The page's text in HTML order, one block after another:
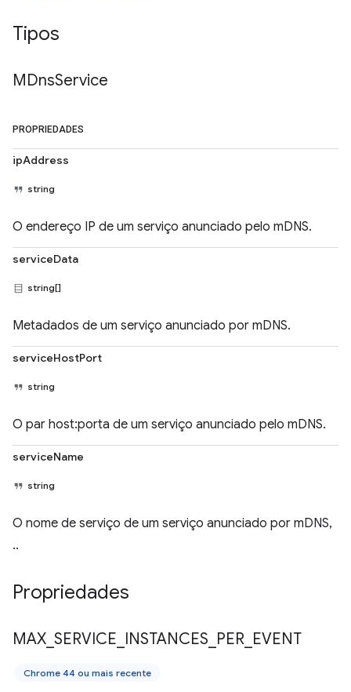
Tipos
MDnsService
PROPRIEDADES
ipAddress
string
O endereço IP de um serviço anunciado pelo mDNS.
serviceData
string[]
Metadados de um serviço anunciado por mDNS.
serviceHostPort
string
O par host:porta de um serviço anunciado pelo mDNS.
serviceName
string
O nome de serviço de um serviço anunciado por mDNS,
..
Propriedades
MAX SERVICE INSTANCES PER EVENT
Chrome 44 ou mais recente